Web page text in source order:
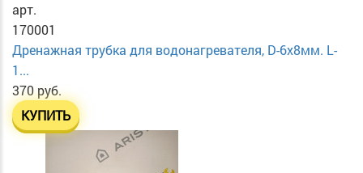
арт.
170001
Дренажная трубка для водонагревателя, D-6х8мм. L-
1...
370 руб.
КУПИТЬ